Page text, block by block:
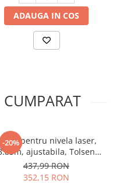
ADAUGA IN COS
-20% pentru nivela laser,
ajustabila, Tolsen
35168
437,99 RON
352,15 RON